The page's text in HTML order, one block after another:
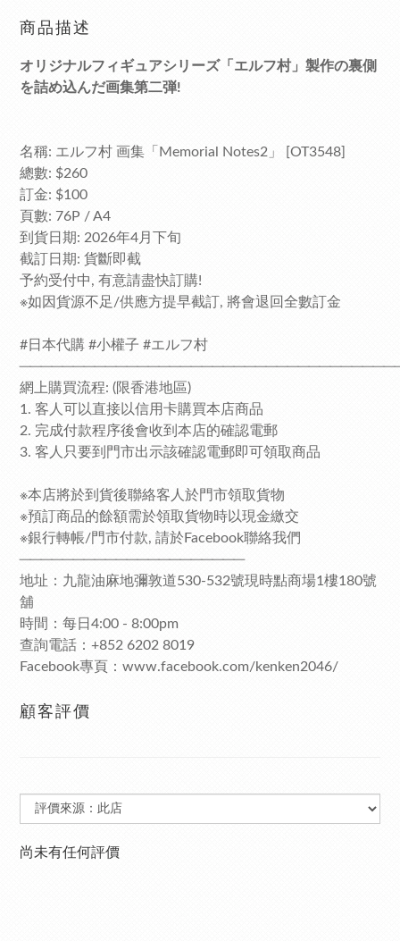
商品描述
オリジナルフィギュアシリーズ「エルフ村」製作の裏側
を詰め込んだ画集第二弾!
名稱: エルフ村 画集「Memorial Notes2」 [OT3548]
總數: $260
訂金: $100
頁數: 76P / A4
到貨日期: 2026年4月下旬
截訂日期: 貨斷即截
予約受付中, 有意請盡快訂購!
※如因貨源不足/供應方提早截訂, 將會退回全數訂金
#日本代購 #小權子 #エルフ村
網上購買流程: (限香港地區)
1. 客人可以直接以信用卡購買本店商品
2. 完成付款程序後會收到本店的確認電郵
3. 客人只要到門市出示該確認電郵即可領取商品
※本店將於到貨後聯絡客人於門市領取貨物
※預訂商品的餘額需於領取貨物時以現金繳交
※銀行轉帳/門市付款, 請於Facebook聯絡我們
─────────────────────
地址：九龍油麻地彌敦道530-532號現時點商場1樓180號
舖
時間：每日4:00 - 8:00pm
查詢電話：+852 6202 8019
Facebook專頁：www.facebook.com/kenken2046/
顧客評價
尚未有任何評價